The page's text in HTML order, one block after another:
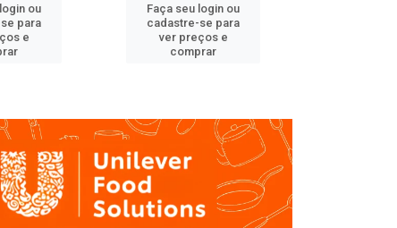
ou
para
e
Faça seu login ou
cadastre-se para
ver preços e
comprar